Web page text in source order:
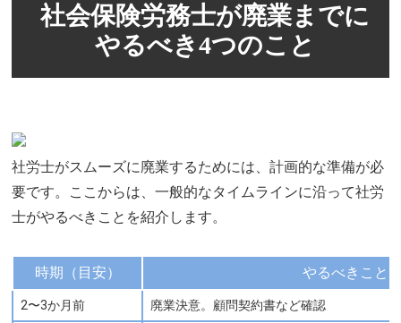
社会保険労務士が廃業までに
やるべき4つのこと
社労士がスムーズに廃業するためには、計画的な準備が必
要です。ここからは、一般的なタイムラインに沿って社労
士がやるべきことを紹介します。
時期（目安） やるべきこと
2〜3か月前 廃業決意。顧問契約書など確認